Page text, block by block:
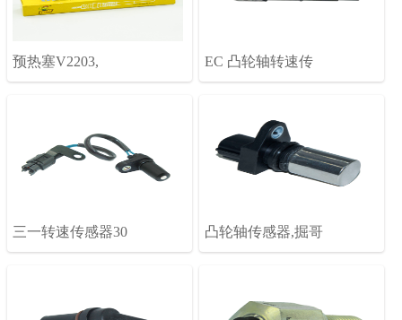
预热塞V2203, EC 凸轮轴转速传
三一转速传感器30 凸轮轴传感器,掘哥